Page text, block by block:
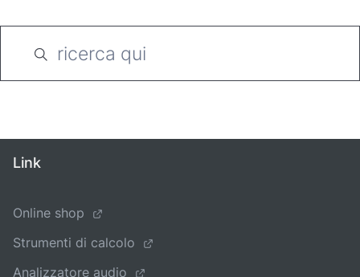
Link
Online shop
Strumenti di calcolo
Analizzatore audio